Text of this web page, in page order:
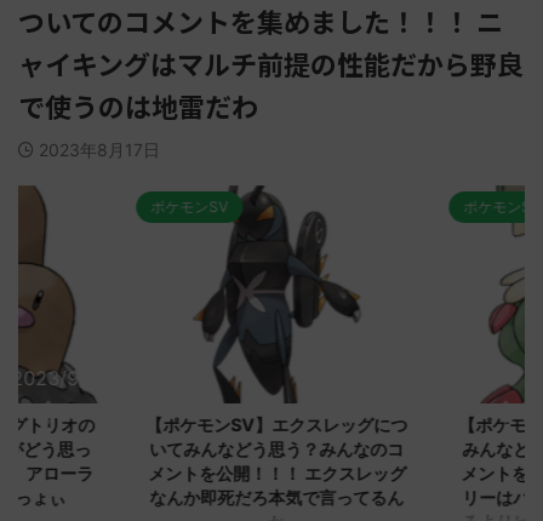
ついてのコメントを集めました！！！ ニ
ャイキングはマルチ前提の性能だから野良
で使うのは地雷だわ
2023年8月17日
2023/9/8
トリオの
どう思っ
アローラ
っょぃ
ポケモンSV
【ポケモンSV】エクスレッグにつ
いてみんなどう思う？みんなのコ
メントを公開！！！ エクスレッグ
なんか即死だろ本気で言ってるん
ポケモンSV
【ポケモ
みんなど
メントを
リーはバ